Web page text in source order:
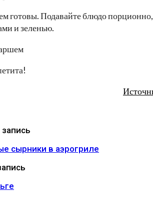
готовы. Подавайте блюдо порционно,
и зеленью.
сырники в аэрогриле